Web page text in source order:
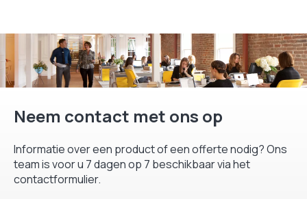
Neem contact met ons op
Informatie over een product of een offerte nodig? Ons
team is voor u 7 dagen op 7 beschikbaar via het
contactformulier.